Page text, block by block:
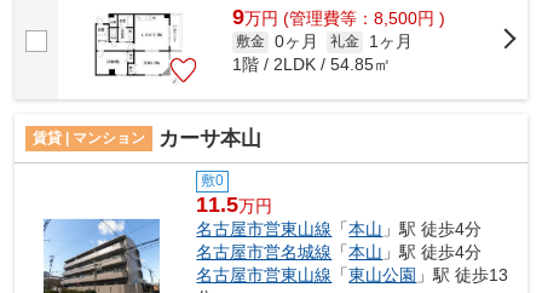
9万円 (管理費等：8,500円 )
敷金 0ヶ月 礼金
1ヶ月
1階 / 2LDK / 54.85㎡
賃貸 | マンション カーサ本山
敷0
11.5万円
名古屋市営東山線 「本山 」駅 徒歩4分
名古屋市営名城線 「本山 」駅 徒歩4分
名古屋市営東山線 「東山公園 」駅 徒歩13